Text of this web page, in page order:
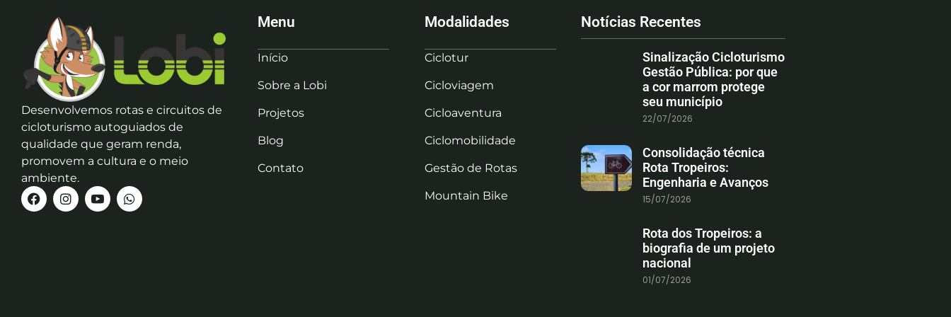
Desenvolvemos rotas e circuitos de
cicloturismo autoguiados de
qualidade que geram renda,
promovem a cultura e o meio
ambiente.
Menu
Início
Sobre a Lobi
Projetos
Blog
Contato
Modalidades
Ciclotur
Cicloviagem
Cicloaventura
Ciclomobilidade
Gestão de Rotas
Mountain Bike
Notícias Recentes
Sinalização Cicloturismo
Gestão Pública: por que
a cor marrom protege
seu município
22/07/2026
Consolidação técnica
Rota Tropeiros:
Engenharia e Avanços
15/07/2026
Rota dos Tropeiros: a
biografia de um projeto
nacional
01/07/2026